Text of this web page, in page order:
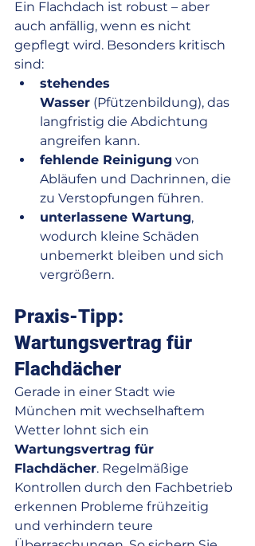
Ein Flachdach ist robust – aber
auch anfällig, wenn es nicht
gepflegt wird. Besonders kritisch
sind:
stehendes
Wasser (Pfützenbildung), das
langfristig die Abdichtung
angreifen kann.
fehlende Reinigung von
Abläufen und Dachrinnen, die
zu Verstopfungen führen.
unterlassene Wartung,
wodurch kleine Schäden
unbemerkt bleiben und sich
vergrößern.
Praxis-Tipp:
Wartungsvertrag für
Flachdächer
Gerade in einer Stadt wie
München mit wechselhaftem
Wetter lohnt sich ein
Wartungsvertrag für
Flachdächer. Regelmäßige
Kontrollen durch den Fachbetrieb
erkennen Probleme frühzeitig
und verhindern teure